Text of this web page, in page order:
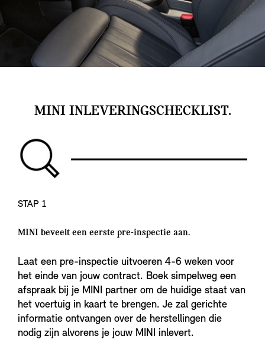
MINI INLEVERINGSCHECKLIST.
STAP 1
MINI beveelt een eerste pre-inspectie aan.
Laat een pre-inspectie uitvoeren 4-6 weken voor
het einde van jouw contract. Boek simpelweg een
afspraak bij je MINI partner om de huidige staat van
het voertuig in kaart te brengen. Je zal gerichte
informatie ontvangen over de herstellingen die
nodig zijn alvorens je jouw MINI inlevert.